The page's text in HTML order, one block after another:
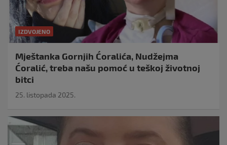
IZDVOJENO
Mještanka Gornjih Ćoralića, Nudžejma
Ćoralić, treba našu pomoć u teškoj životnoj
bitci
25. listopada 2025.